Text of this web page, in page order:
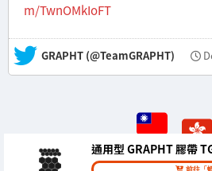
m/TwnOMkIoFT
— GRAPHT (@TeamGRAPHT)
通用型 GRAPHT 膠帶
前往「